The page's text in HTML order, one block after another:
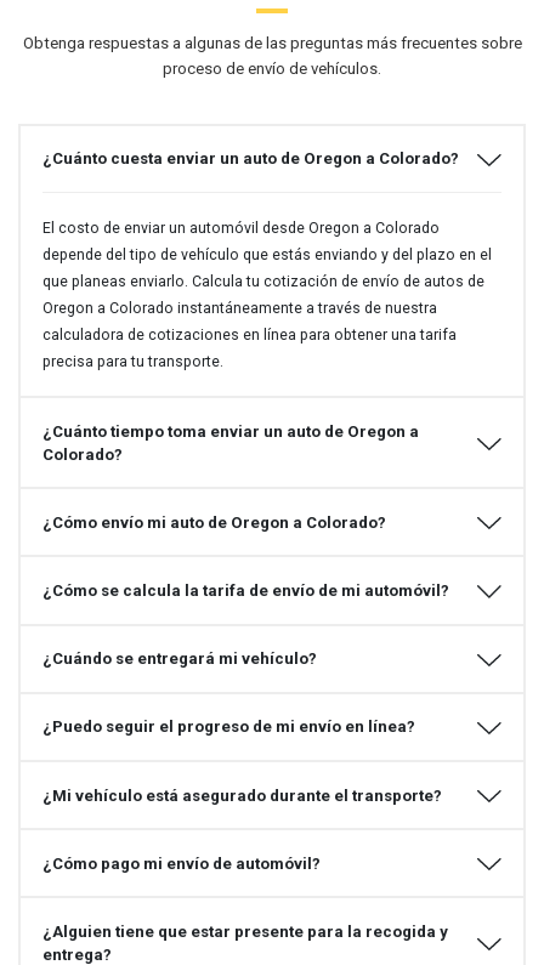
Obtenga respuestas a algunas de las preguntas más frecuentes sobre
proceso de envío de vehículos.
¿Cuánto cuesta enviar un auto de Oregon a Colorado?
El costo de enviar un automóvil desde Oregon a Colorado
depende del tipo de vehículo que estás enviando y del plazo en el
que planeas enviarlo. Calcula tu cotización de envío de autos de
Oregon a Colorado instantáneamente a través de nuestra
calculadora de cotizaciones en línea para obtener una tarifa
precisa para tu transporte.
¿Cuánto tiempo toma enviar un auto de Oregon a
Colorado?
¿Cómo envío mi auto de Oregon a Colorado?
¿Cómo se calcula la tarifa de envío de mi automóvil?
¿Cuándo se entregará mi vehículo?
¿Puedo seguir el progreso de mi envío en línea?
¿Mi vehículo está asegurado durante el transporte?
¿Cómo pago mi envío de automóvil?
¿Alguien tiene que estar presente para la recogida y
entrega?